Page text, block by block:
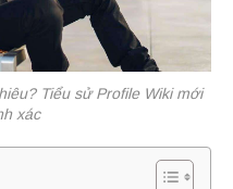
Tiểu sử Profile Wiki mới
xác